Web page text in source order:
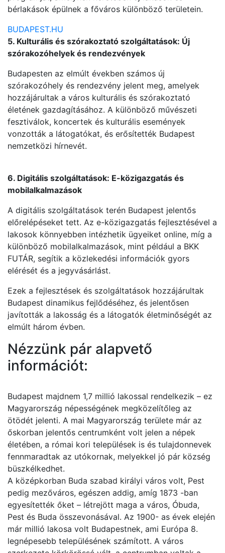
bérlakások épülnek a főváros különböző területein.
BUDAPEST.HU
5. Kulturális és szórakoztató szolgáltatások: Új
szórakozóhelyek és rendezvények
Budapesten az elmúlt években számos új
szórakozóhely és rendezvény jelent meg, amelyek
hozzájárultak a város kulturális és szórakoztató
életének gazdagításához. A különböző művészeti
fesztiválok, koncertek és kulturális események
vonzották a látogatókat, és erősítették Budapest
nemzetközi hírnevét.
6. Digitális szolgáltatások: E-közigazgatás és
mobilalkalmazások
A digitális szolgáltatások terén Budapest jelentős
előrelépéseket tett. Az e-közigazgatás fejlesztésével a
lakosok könnyebben intézhetik ügyeiket online, míg a
különböző mobilalkalmazások, mint például a BKK
FUTÁR, segítik a közlekedési információk gyors
elérését és a jegyvásárlást.
Ezek a fejlesztések és szolgáltatások hozzájárultak
Budapest dinamikus fejlődéséhez, és jelentősen
javították a lakosság és a látogatók életminőségét az
elmúlt három évben.
Nézzünk pár alapvető
információt:
Budapest majdnem 1,7 millió lakossal rendelkezik – ez
Magyarország népességének megközelítőleg az
ötödét jelenti. A mai Magyarország területe már az
őskorban jelentős centrumként volt jelen a népek
életében, a római kori települések is és tulajdonnevek
fennmaradtak az utókornak, melyekkel jó pár község
büszkélkedhet.
A középkorban Buda szabad királyi város volt, Pest
pedig mezőváros, egészen addig, amíg 1873 -ban
egyesítették őket – létrejött maga a város, Óbuda,
Pest és Buda összevonásával. Az 1900- as évek elején
már millió lakosa volt Budapestnek, ami Európa 8.
legnépesebb településének számított. A város